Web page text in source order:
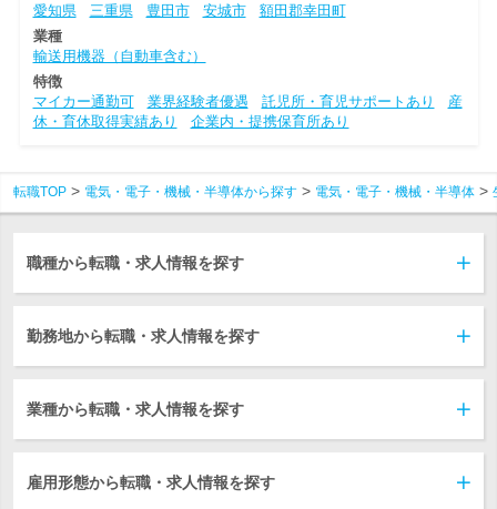
愛知県
三重県 豊田市 安城市
額田郡幸田町
業種
輸送用機器（自動車含む）
特徴
マイカー通勤可
業界経験者優遇 託児所・育児サポートあり
産
休・育休取得実績あり
企業内・提携保育所あり
転職TOP 電気・電子・機械・半導体から探す 電気・電子・機械・半導体
職種から転職・求人情報を探す
勤務地から転職・求人情報を探す
業種から転職・求人情報を探す
雇用形態から転職・求人情報を探す